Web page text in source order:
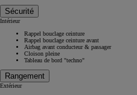
Sécurité
Intérieur
Rappel bouclage ceinture
Rappel bouclage ceinture avant
Airbag avant conducteur & passager
Cloison pleine
Tableau de bord "techno"
Rangement
Extérieur